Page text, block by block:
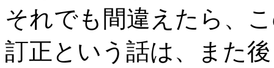
それでも間違えたら、
訂正という話は、また